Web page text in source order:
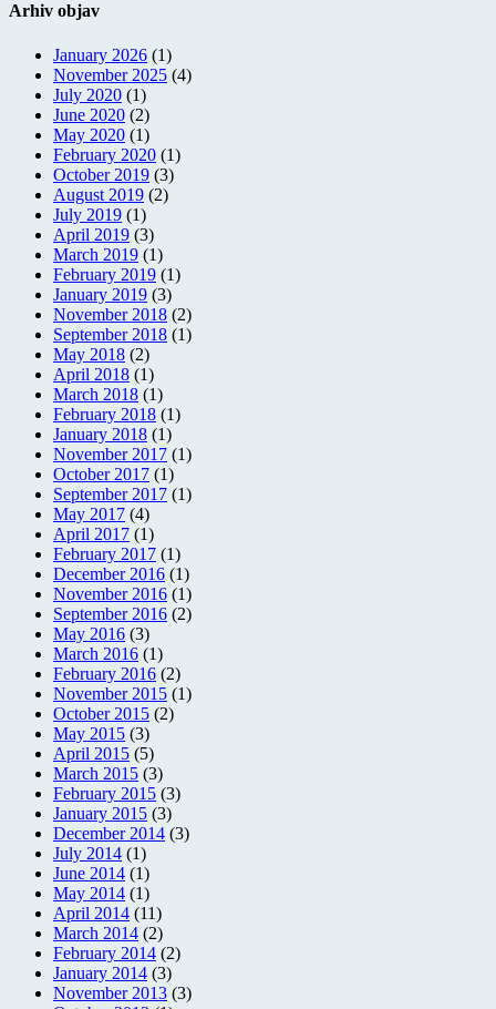
Arhiv objav
January 2026 (1)
November 2025 (4)
July 2020 (1)
June 2020 (2)
May 2020 (1)
February 2020 (1)
October 2019 (3)
August 2019 (2)
July 2019 (1)
April 2019 (3)
March 2019 (1)
February 2019 (1)
January 2019 (3)
November 2018 (2)
September 2018 (1)
May 2018 (2)
April 2018 (1)
March 2018 (1)
February 2018 (1)
January 2018 (1)
November 2017 (1)
October 2017 (1)
September 2017 (1)
May 2017 (4)
April 2017 (1)
February 2017 (1)
December 2016 (1)
November 2016 (1)
September 2016 (2)
May 2016 (3)
March 2016 (1)
February 2016 (2)
November 2015 (1)
October 2015 (2)
May 2015 (3)
April 2015 (5)
March 2015 (3)
February 2015 (3)
January 2015 (3)
December 2014 (3)
July 2014 (1)
June 2014 (1)
May 2014 (1)
April 2014 (11)
March 2014 (2)
February 2014 (2)
January 2014 (3)
November 2013 (3)